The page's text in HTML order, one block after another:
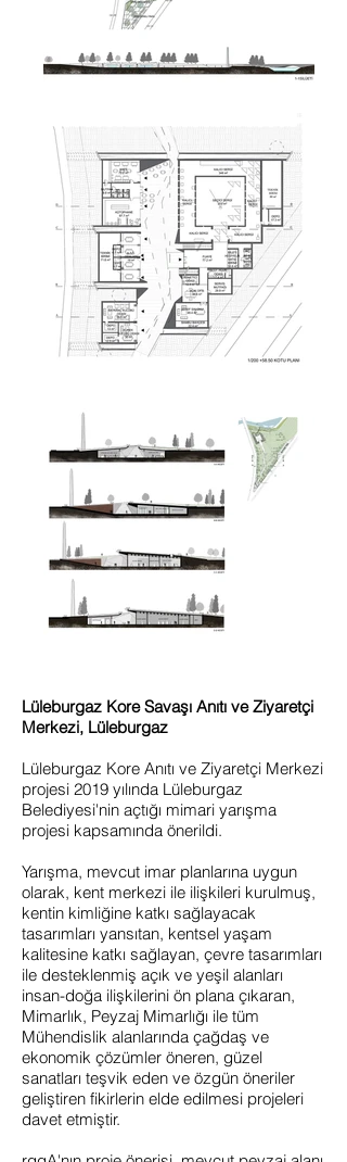
Lüleburgaz Kore Savaşı Anıtı ve Ziyaretçi
Merkezi, Lüleburgaz
Lüleburgaz Kore Anıtı ve Ziyaretçi Merkezi
projesi 2019 yılında Lüleburgaz
Belediyesi'nin açtığı mimari yarışma
projesi kapsamında önerildi.
Yarışma, mevcut imar planlarına uygun
olarak, kent merkezi ile ilişkileri kurulmuş,
kentin kimliğine katkı sağlayacak
tasarımları yansıtan, kentsel yaşam
kalitesine katkı sağlayan, çevre tasarımları
ile desteklenmiş açık ve yeşil alanları
insan-doğa ilişkilerini ön plana çıkaran,
Mimarlık, Peyzaj Mimarlığı ile tüm
Mühendislik alanlarında çağdaş ve
ekonomik çözümler öneren, güzel
sanatları teşvik eden ve özgün öneriler
geliştiren fikirlerin elde edilmesi projeleri
davet etmiştir.